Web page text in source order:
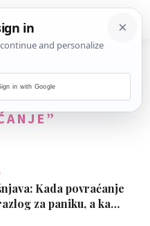
ZA TAG
Kada povraćanje
za paniku, a ka…
in with Google